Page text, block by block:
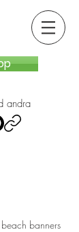
andra
banners